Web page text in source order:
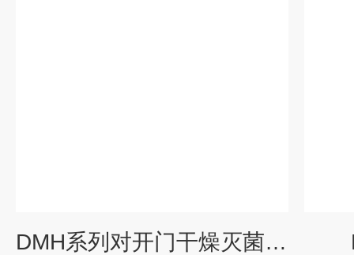
DMH系列对开门干燥灭菌烘箱